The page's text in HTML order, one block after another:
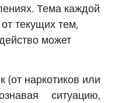
Тема каждой
текущих тем,
может
наркотиков или
ситуацию,